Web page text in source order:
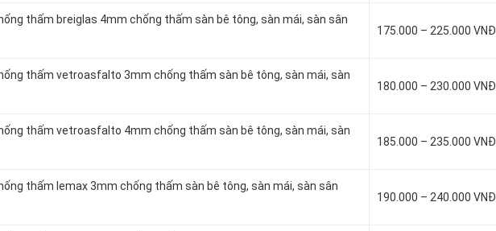
thấm breiglas 4mm chống thấm sàn bê tông, sàn mái, sàn sân
175.000 – 225.000 VNĐ
thấm vetroasfalto 3mm chống thấm sàn bê tông, sàn mái, sàn
180.000 – 230.000 VNĐ
thấm vetroasfalto 4mm chống thấm sàn bê tông, sàn mái, sàn
185.000 – 235.000 VNĐ
thấm lemax 3mm chống thấm sàn bê tông, sàn mái, sàn sân
190.000 – 240.000 VNĐ